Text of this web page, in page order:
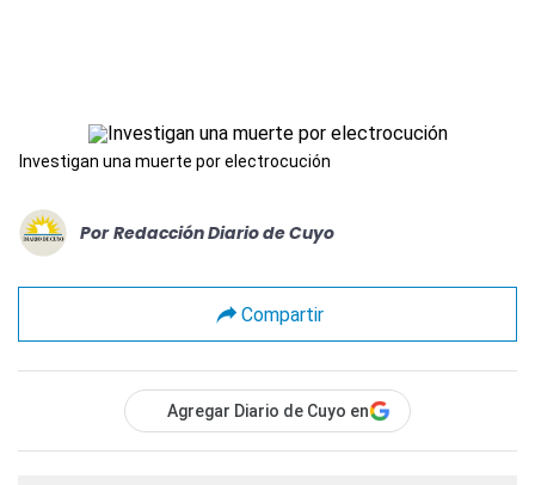
Investigan una muerte por electrocución
Por Redacción Diario de Cuyo
Compartir
Agregar Diario de Cuyo en